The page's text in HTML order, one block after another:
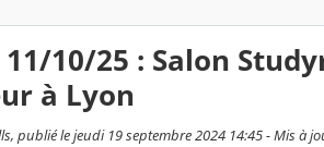
10/25 : Salon
à Lyon
publié le jeudi 19 septembre 2024 14:45 - Mis à